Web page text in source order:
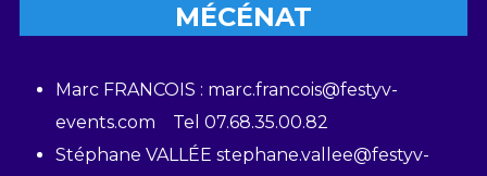
MÉCÉNAT
Marc FRANCOIS : marc.francois@festyv-
events.com Tel 07.68.35.00.82
Stéphane VALLÉE stephane.vallee@festyv-